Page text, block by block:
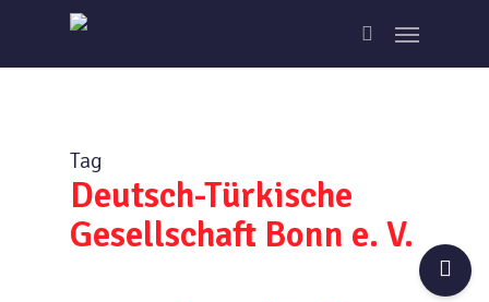
main
search
Menu
Tag
Deutsch-Türkische
Gesellschaft Bonn e. V.